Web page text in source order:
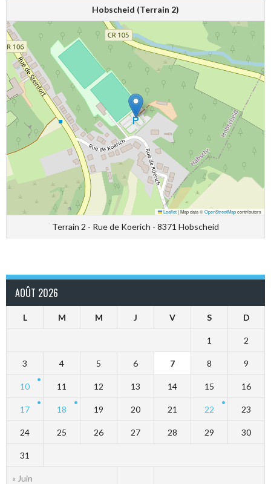
Hobscheid (Terrain 2)
Leaflet|Map data ©OpenStreetMapcontributors
Terrain 2 - Rue de Koerich - 8371 Hobscheid
AOÛT 2026
L M M J V S D
« Juin
1 2
3 4 5 6 7 8 9
10 11 12 13 14 15 16
17 18 19 20 21 22 23
24 25 26 27 28 29 30
31